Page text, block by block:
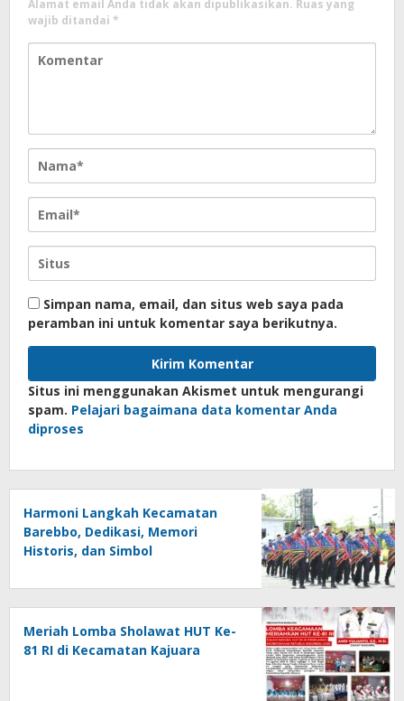
Alamat email Anda tidak akan dipublikasikan. Ruas yang
wajib ditandai *
Simpan nama, email, dan situs web saya pada
peramban ini untuk komentar saya berikutnya.
Situs ini menggunakan Akismet untuk mengurangi
spam. Pelajari bagaimana data komentar Anda
diproses
Harmoni Langkah Kecamatan
Barebbo, Dedikasi, Memori
Historis, dan Simbol
Meriah Lomba Sholawat HUT Ke-
81 RI di Kecamatan Kajuara